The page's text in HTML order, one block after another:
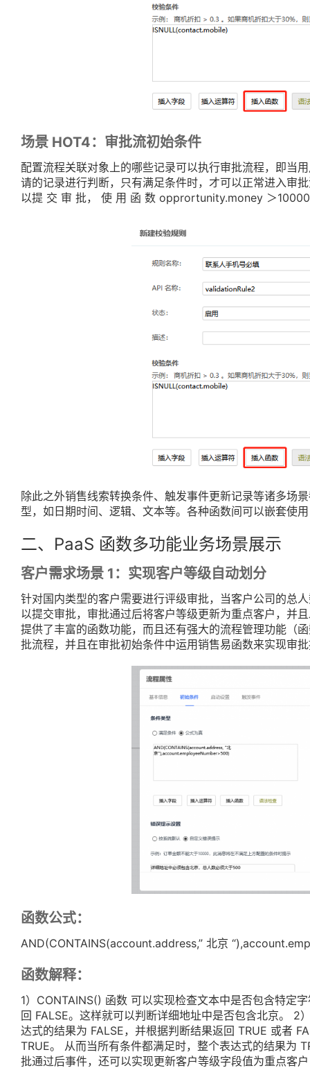
场景 HOT4：审批流初始条件
配置流程关联对象上的哪些记录可以执行审批流程，即当
请的记录进行判断，只有满足条件时，才可以正常进入审
以提 交 审 批， 使 用 函 数 opprortunity.money ＞
除此之外销售线索转换条件、触发事件更新记录等诸多场
型，如日期时间、逻辑、文本等。各种函数间可以嵌套使
二、PaaS 函数多功能业务场景展示
客户需求场景 1：实现客户等级自动划分
针对国内类型的客户需要进行评级审批，当客户公司的总
以提交审批，审批通过后将客户等级更新为重点客户，并
提供了丰富的函数功能，而且还有强大的流程管理功能（
批流程，并且在审批初始条件中运用销售易函数来实现审
函数公式：
AND(CONTAINS(account.address,” 北京
函数解释：
1）CONTAINS() 函数 可以实现检查文本中是否包含特定
回 FALSE。这样就可以判断详细地址中是否包含北京。
达式的结果为 FALSE，并根据判断结果返回 TRUE 或者
TRUE。 从而当所有条件都满足时，整个表达式的结果为
批通过后事件，还可以实现更新客户等级字段值为重点客